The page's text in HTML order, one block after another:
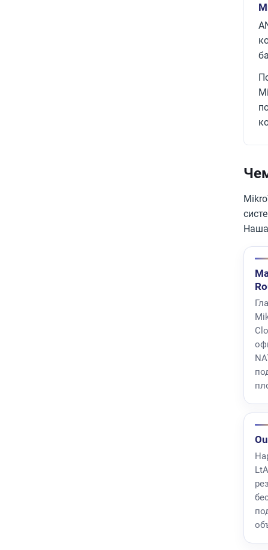
Наша